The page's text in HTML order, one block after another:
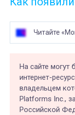
Читайте
На сайте могут
интернет-
владельцем
Platforms Inc.,
Российской